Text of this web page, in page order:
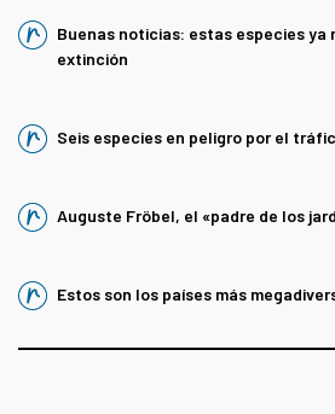
Buenas noticias: estas especies ya
extinción
Seis especies en peligro por el
Auguste Fröbel, el «padre de los
Estos son los países más